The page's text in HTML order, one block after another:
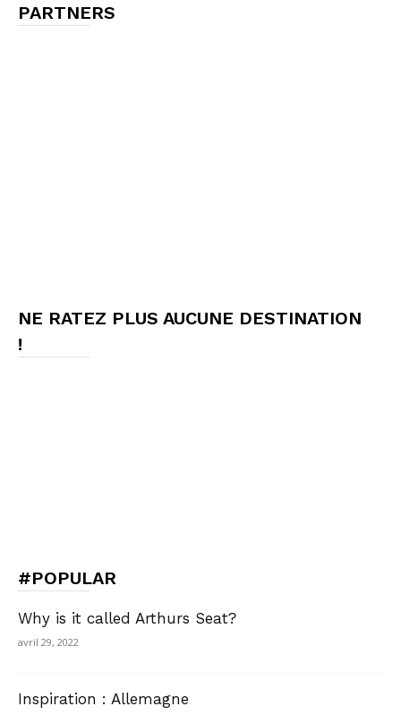
PARTNERS
NE RATEZ PLUS AUCUNE DESTINATION
!
#POPULAR
Why is it called Arthurs Seat?
avril 29, 2022
Inspiration : Allemagne